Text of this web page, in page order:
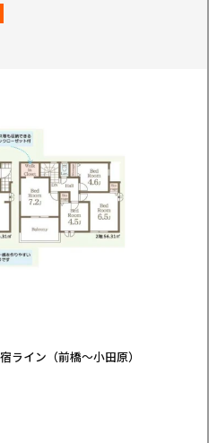
ライン（前橋〜小田原）